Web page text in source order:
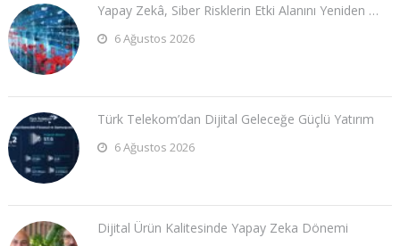
Yapay Zekâ, Siber Risklerin Etki Alanını Yeniden …
6 Ağustos 2026
Türk Telekom’dan Dijital Geleceğe Güçlü Yatırım
6 Ağustos 2026
Dijital Ürün Kalitesinde Yapay Zeka Dönemi